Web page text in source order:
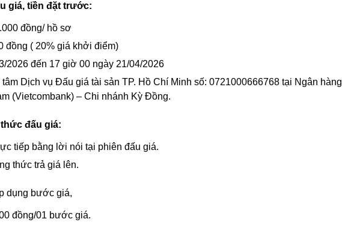
giá, tiền đặt trước:
đồng/ hồ sơ
đồng ( 20% giá khởi điểm)
2026 đến 17 giờ 00 ngày 21/04/2026
Dịch vụ Đấu giá tài sản TP. Hồ Chí Minh số: 0721000666768 tại Ngân hàng
(Vietcombank) – Chi nhánh Kỳ Đồng.
đấu giá:
tiếp bằng lời nói tại phiên đấu giá.
thức trả giá lên.
dụng bước giá,
đồng/01 bước giá.